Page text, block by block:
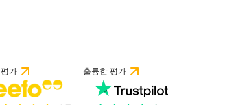
가 훌륭한 평가